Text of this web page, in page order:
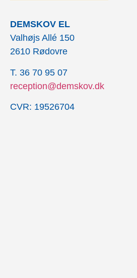
DEMSKOV EL
Valhøjs Allé 150
2610 Rødovre
T. 36 70 95 07
reception@demskov.dk
CVR: 19526704